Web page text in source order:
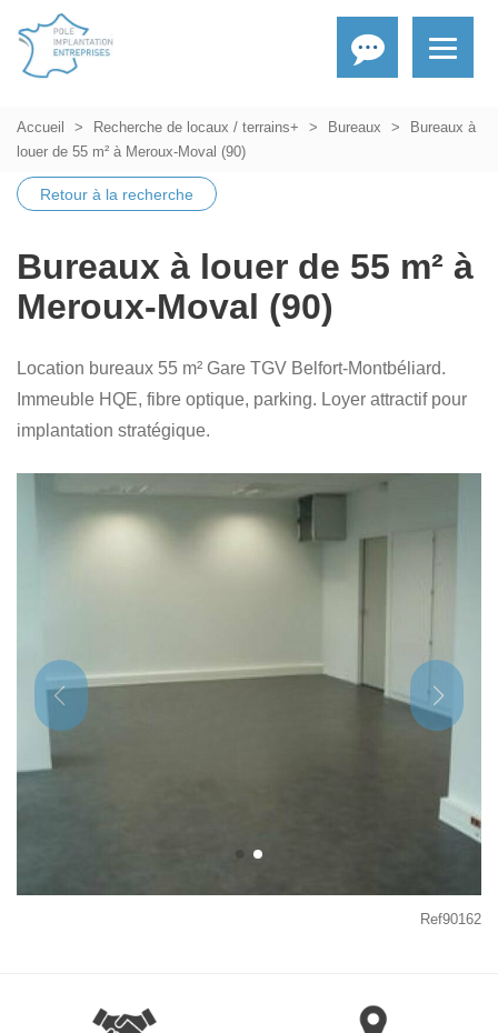
Accueil Recherche de locaux / terrains+ Bureaux
Bureaux à
louer de 55 m² à Meroux-Moval (90)
Retour à la recherche
Bureaux à louer de 55 m² à
Meroux-Moval (90)
Location bureaux 55 m² Gare TGV Belfort-Montbéliard.
Immeuble HQE, fibre optique, parking. Loyer attractif pour
implantation stratégique.
Ref90162